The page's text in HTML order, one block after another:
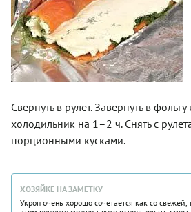
Свернуть в рулет. Завернуть в фольгу
холодильник на 1–2 ч. Снять с
порционными кусками.
ХОЗЯЙКЕ НА ЗАМЕТКУ
Укроп очень хорошо сочетается как со